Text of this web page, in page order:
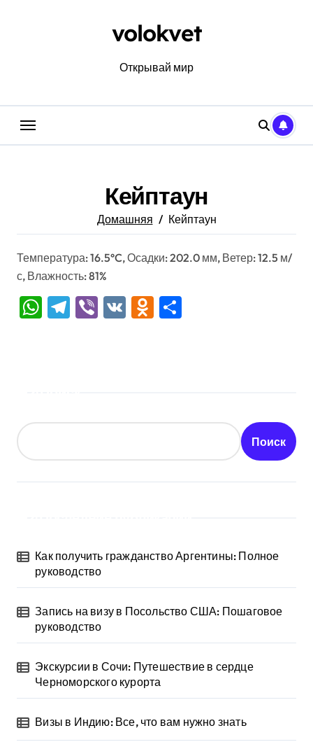
volokvet
Открывай мир
Кейптаун
Домашняя Кейптаун
Температура: 16.5°C, Осадки: 202.0 мм, Ветер: 12.5 м/
с, Влажность: 81%
WhatsApp
Telegram
Viber
VK Odnoklassniki
Поиск
Как получить гражданство Аргентины: Полное
руководство
Запись на визу в Посольство США: Пошаговое
руководство
Экскурсии в Сочи: Путешествие в сердце
Черноморского курорта
Визы в Индию: Все, что вам нужно знать